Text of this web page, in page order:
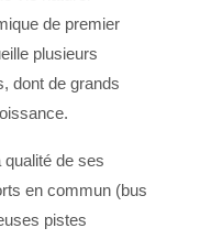
de premier
plusieurs
dont de grands
de ses
en commun (bus
pistes